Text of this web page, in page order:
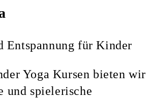
Entspannung für Kinder
Yoga Kursen bieten wir
und spielerische